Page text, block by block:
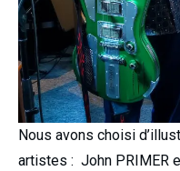
Nous avons choisi
artistes : John PRIMER